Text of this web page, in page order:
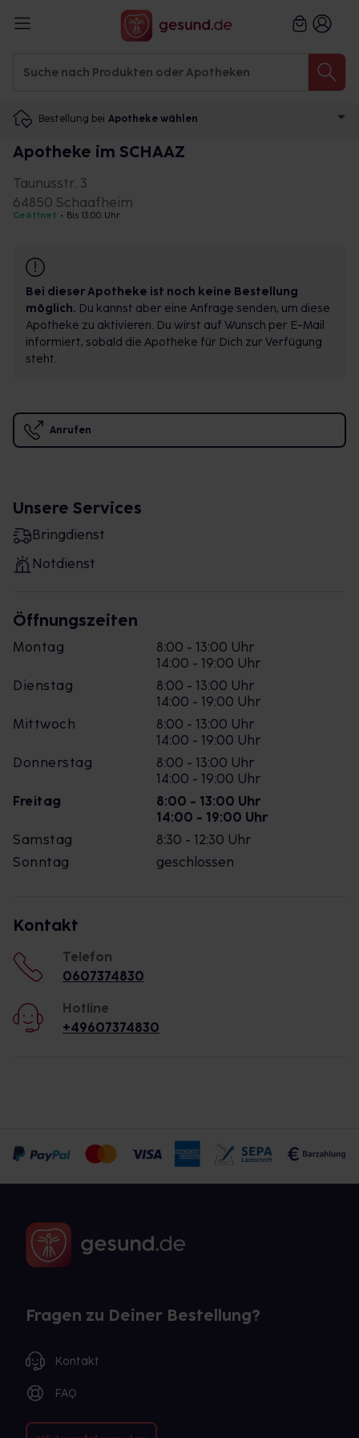
Bestellung bei Apotheke wählen
Apotheke im SCHAAZ
Taunusstr. 3
64850 Schaafheim
Geöffnet • Bis 13:00 Uhr
Bei dieser Apotheke ist noch keine Bestellung
möglich. Du kannst aber eine Anfrage senden, um diese
Apotheke zu aktivieren. Du wirst auf Wunsch per E-Mail
informiert, sobald die Apotheke für Dich zur Verfügung
steht.
Anrufen
Unsere Services
Bringdienst
Notdienst
Öffnungszeiten
Montag
8:00 - 13:00 Uhr
14:00 - 19:00 Uhr
Dienstag
8:00 - 13:00 Uhr
14:00 - 19:00 Uhr
Mittwoch
8:00 - 13:00 Uhr
14:00 - 19:00 Uhr
Donnerstag
8:00 - 13:00 Uhr
14:00 - 19:00 Uhr
Freitag
8:00 - 13:00 Uhr
14:00 - 19:00 Uhr
Samstag
8:30 - 12:30 Uhr
Sonntag
geschlossen
Kontakt
Telefon
0607374830
Hotline
+49607374830
Fragen zu Deiner Bestellung?
Kontakt
FAQ